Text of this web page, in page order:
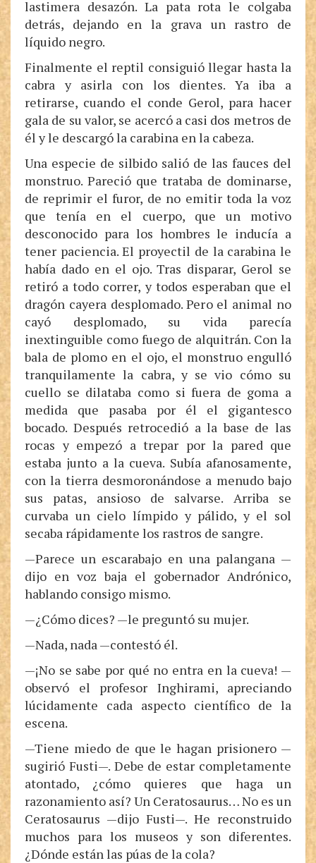
lastimera desazón. La pata rota le colgaba
detrás, dejando en la grava un rastro de
líquido negro.
Finalmente el reptil consiguió llegar hasta la
cabra y asirla con los dientes. Ya iba a
retirarse, cuando el conde Gerol, para hacer
gala de su valor, se acercó a casi dos metros de
él y le descargó la carabina en la cabeza.
Una especie de silbido salió de las fauces del
monstruo. Pareció que trataba de dominarse,
de reprimir el furor, de no emitir toda la voz
que tenía en el cuerpo, que un motivo
desconocido para los hombres le inducía a
tener paciencia. El proyectil de la carabina le
había dado en el ojo. Tras disparar, Gerol se
retiró a todo correr, y todos esperaban que el
dragón cayera desplomado. Pero el animal no
cayó desplomado, su vida parecía
inextinguible como fuego de alquitrán. Con la
bala de plomo en el ojo, el monstruo engulló
tranquilamente la cabra, y se vio cómo su
cuello se dilataba como si fuera de goma a
medida que pasaba por él el gigantesco
bocado. Después retrocedió a la base de las
rocas y empezó a trepar por la pared que
estaba junto a la cueva. Subía afanosamente,
con la tierra desmoronándose a menudo bajo
sus patas, ansioso de salvarse. Arriba se
curvaba un cielo límpido y pálido, y el sol
secaba rápidamente los rastros de sangre.
—Parece un escarabajo en una palangana —
dijo en voz baja el gobernador Andrónico,
hablando consigo mismo.
—¿Cómo dices? —le preguntó su mujer.
—Nada, nada —contestó él.
—¡No se sabe por qué no entra en la cueva! —
observó el profesor Inghirami, apreciando
lúcidamente cada aspecto científico de la
escena.
—Tiene miedo de que le hagan prisionero —
sugirió Fusti—. Debe de estar completamente
atontado, ¿cómo quieres que haga un
razonamiento así? Un Ceratosaurus… No es un
Ceratosaurus —dijo Fusti—. He reconstruido
muchos para los museos y son diferentes.
¿Dónde están las púas de la cola?